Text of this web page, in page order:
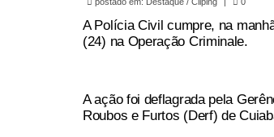
A Polícia Civil cumpre, na
(24) na Operação Criminale.
A ação foi deflagrada pela
Roubos e Furtos (Derf) de